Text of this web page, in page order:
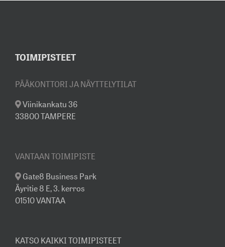
TOIMIPISTEET
PÄÄKONTTORI JA NÄYTTELYTILAT
Viinikankatu 36
33800 TAMPERE
VANTAAN TOIMIPISTE
Gate8 Business Park
Äyritie 8 E, 3. kerros
01510 VANTAA
KATSO KAIKKI TOIMIPISTEET